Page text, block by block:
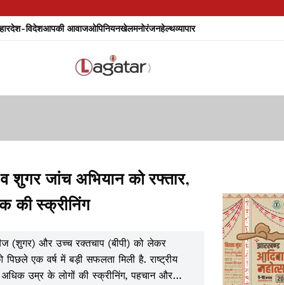
देश-विदेशआपकी आवाजओपिनियनखेलमनोरंजनहेल्थव्यापार
जांच अभियान को रफ्तार,
की स्क्रीनिंग
(शुगर) और उच्च रक्तचाप (बीपी) को लेकर
पिछले एक वर्ष में बड़ी सफलता मिली है. राष्ट्रीय
उम्र के लोगों की स्क्रीनिंग, पहचान और